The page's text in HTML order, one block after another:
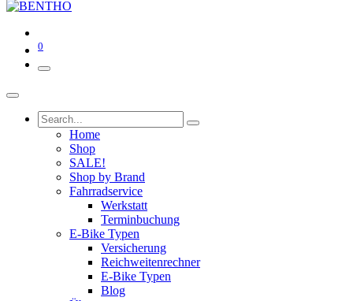
0
Home
Shop
SALE!
Shop by Brand
Fahrradservice
Werkstatt
Terminbuchung
E-Bike Typen
Versicherung
Reichweitenrechner
E-Bike Typen
Blog